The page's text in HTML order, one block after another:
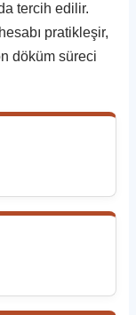
tercih edilir.
pratikleşir,
döküm süreci